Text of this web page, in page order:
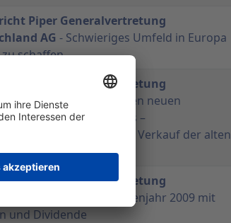
Piper Generalvertretung
AG - Schwieriges Umfeld in Europa
schaffen
Piper Generalvertretung
AG- Umzug an den neuen
wesentliches Ereignis –
Ertrag durch Verkauf der alten
Piper Generalvertretung
AG
- Auch im Krisenjahr 2009 mit
und Dividende